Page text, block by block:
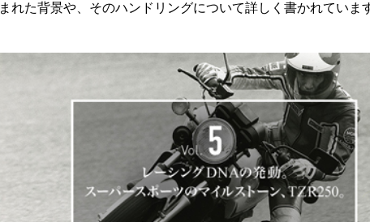
まれた背景や、そのハンドリングについて詳しく書かれていま